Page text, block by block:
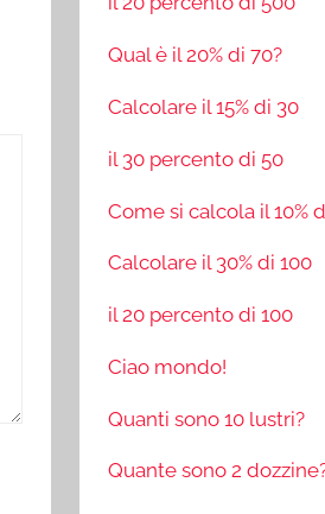
Qual è il 20% di 70?
Calcolare il 15% di 30
il 30 percento di 50
Come si calcola il 10%
Calcolare il 30% di 100
il 20 percento di 100
Ciao mondo!
Quanti sono 10 lustri?
Quante sono 2